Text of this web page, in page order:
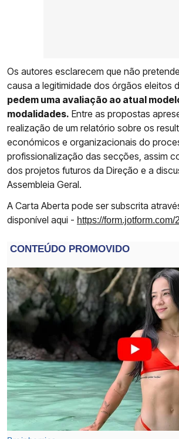
Os autores esclarecem que não
causa a legitimidade dos órgãos eleitos
pedem uma avaliação ao atual
modalidades. Entre as propostas
realização de um relatório sobre os
económicos e organizacionais do
profissionalização das secções, assim
dos projetos futuros da Direção e a
Assembleia Geral.
A Carta Aberta pode ser subscrita
disponível aqui - https://